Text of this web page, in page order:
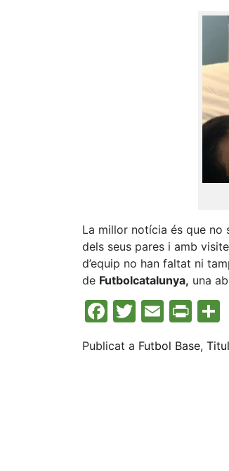
La millor notícia és que no
dels seus pares i amb
d’equip no han faltat ni
de Futbolcatalunya, una
Facebook
Twitter
Email
Print
Publicat a Futbol Base,